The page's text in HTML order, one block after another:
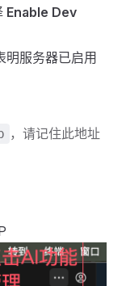
Enable Dev
明服务器已启用
，请记住此地址